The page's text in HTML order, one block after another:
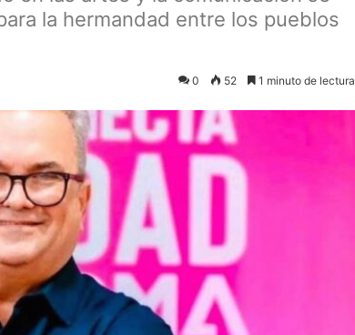
la hermandad entre los pueblos
0 52 1 minuto de lectura